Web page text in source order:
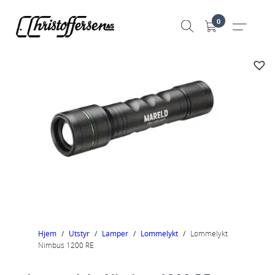
0
Hjem / Utstyr / Lamper / Lommelykt / Lommelykt
Nimbus 1200 RE